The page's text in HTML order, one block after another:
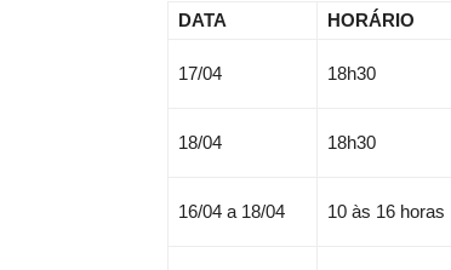
DATA HORÁRIO
17/04 18h30
18/04 18h30
16/04 a 18/04 10 às 16 horas